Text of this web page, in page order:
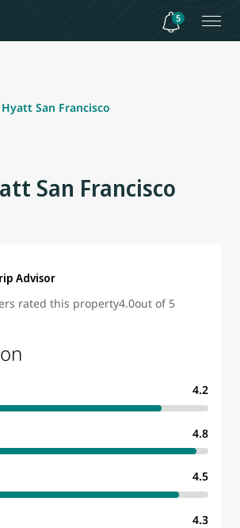
5
San Francisco
San Francisco
Advisor
4.2
4.8
4.5
4.3